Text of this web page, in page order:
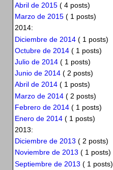
Abril de 2015( 4 posts)
Marzo de 2015( 1 posts)
2014:
Diciembre de 2014( 1 posts)
Octubre de 2014( 1 posts)
Julio de 2014( 1 posts)
Junio de 2014( 2 posts)
Abril de 2014( 1 posts)
Marzo de 2014( 2 posts)
Febrero de 2014( 1 posts)
Enero de 2014( 1 posts)
2013:
Diciembre de 2013 ( 2 posts)
Noviembre de 2013 ( 1 posts)
Septiembre de 2013 ( 1 posts)